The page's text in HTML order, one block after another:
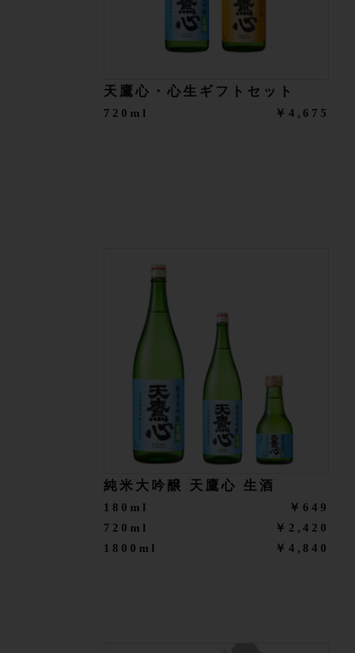
天鷹心・心生ギフトセット
720ml ￥4,675
純米大吟醸 天鷹心 生酒
180ml
￥649
720ml
￥2,420
1800ml
￥4,840